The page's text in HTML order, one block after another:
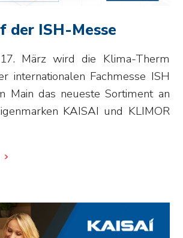
der ISH-Messe
März wird die Klima-Therm
internationalen Fachmesse ISH
Main das neueste Sortiment an
KAISAI und KLIMOR